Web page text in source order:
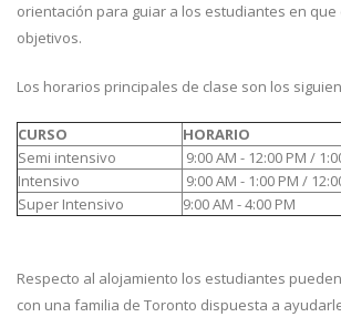
orientación para guiar a los estudiantes en que
objetivos.
Los horarios principales de clase son los
CURSO
HORARIO
Semi intensivo
9:00 AM - 12:00 PM /
Intensivo
9:00 AM - 1:00 PM /
Super Intensivo
9:00 AM - 4:00 PM
Respecto al alojamiento los estudiantes
con una familia de Toronto dispuesta a